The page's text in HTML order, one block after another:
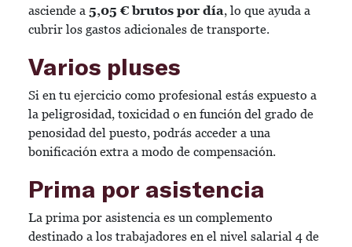
asciende a 5,05 € brutos por día, lo que ayuda a
cubrir los gastos adicionales de transporte.
Varios pluses
Si en tu ejercicio como profesional estás expuesto a
la peligrosidad, toxicidad o en función del grado de
penosidad del puesto, podrás acceder a una
bonificación extra a modo de compensación.
Prima por asistencia
La prima por asistencia es un complemento
destinado a los trabajadores en el nivel salarial 4 de